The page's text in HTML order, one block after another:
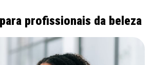
profissionais da beleza